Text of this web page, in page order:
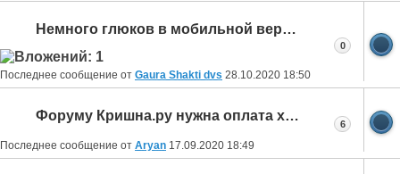
Немного глюков в мобильной версии
Последнее сообщение от Gaura Shakti dvs 28.10.2020 18:50
0
Форуму Кришна.ру нужна оплата хостинга!
Последнее сообщение от Aryan 17.09.2020 18:49
6